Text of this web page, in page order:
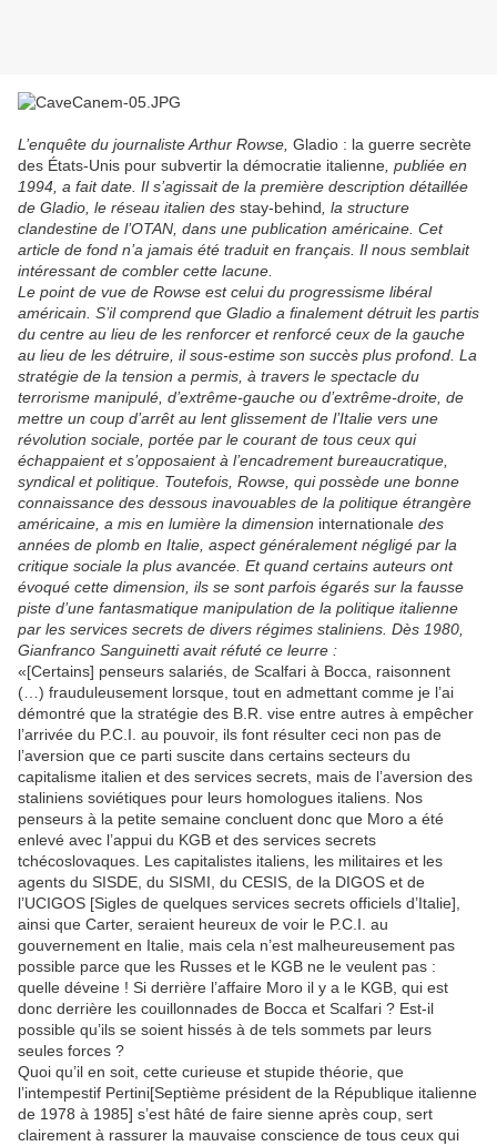
L’enquête du journaliste Arthur Rowse, Gladio : la guerre secrète
des États-Unis pour subvertir la démocratie italienne , publiée en
1994, a fait date. Il s’agissait de la première description détaillée
de Gladio, le réseau italien des stay-behind , la structure
clandestine de l’OTAN, dans une publication américaine. Cet
article de fond n’a jamais été traduit en français. Il nous semblait
intéressant de combler cette lacune.
Le point de vue de Rowse est celui du progressisme libéral
américain. S’il comprend que Gladio a finalement détruit les partis
du centre au lieu de les renforcer et renforcé ceux de la gauche
au lieu de les détruire, il sous-estime son succès plus profond. La
stratégie de la tension a permis, à travers le spectacle du
terrorisme manipulé, d’extrême-gauche ou d’extrême-droite, de
mettre un coup d’arrêt au lent glissement de l’Italie vers une
révolution sociale, portée par le courant de tous ceux qui
échappaient et s’opposaient à l’encadrement bureaucratique,
syndical et politique. Toutefois, Rowse, qui possède une bonne
connaissance des dessous inavouables de la politique étrangère
américaine, a mis en lumière la dimension internationale des
années de plomb en Italie, aspect généralement négligé par la
critique sociale la plus avancée. Et quand certains auteurs ont
évoqué cette dimension, ils se sont parfois égarés sur la fausse
piste d’une fantasmatique manipulation de la politique italienne
par les services secrets de divers régimes staliniens. Dès 1980,
Gianfranco Sanguinetti avait réfuté ce leurre :
«[Certains] penseurs salariés, de Scalfari à Bocca, raisonnent
(…) frauduleusement lorsque, tout en admettant comme je l’ai
démontré que la stratégie des B.R. vise entre autres à empêcher
l’arrivée du P.C.I. au pouvoir, ils font résulter ceci non pas de
l’aversion que ce parti suscite dans certains secteurs du
capitalisme italien et des services secrets, mais de l’aversion des
staliniens soviétiques pour leurs homologues italiens. Nos
penseurs à la petite semaine concluent donc que Moro a été
enlevé avec l’appui du KGB et des services secrets
tchécoslovaques. Les capitalistes italiens, les militaires et les
agents du SISDE, du SISMI, du CESIS, de la DIGOS et de
l’UCIGOS [Sigles de quelques services secrets officiels d’Italie],
ainsi que Carter, seraient heureux de voir le P.C.I. au
gouvernement en Italie, mais cela n’est malheureusement pas
possible parce que les Russes et le KGB ne le veulent pas :
quelle déveine ! Si derrière l’affaire Moro il y a le KGB, qui est
donc derrière les couillonnades de Bocca et Scalfari ? Est-il
possible qu’ils se soient hissés à de tels sommets par leurs
seules forces ?
Quoi qu’il en soit, cette curieuse et stupide théorie, que
l’intempestif Pertini[Septième président de la République italienne
de 1978 à 1985] s’est hâté de faire sienne après coup, sert
clairement à rassurer la mauvaise conscience de tous ceux qui